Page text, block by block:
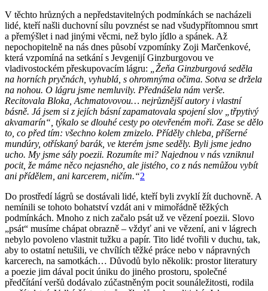
V těchto hrůzných a nepředstavitelných podmínkách se nacházeli
lidé, kteří našli duchovní sílu povznést se nad všudypřítomnou smrt
a přemýšlet i nad jinými věcmi, než bylo jídlo a spánek. Až
nepochopitelně na nás dnes působí vzpomínky Zoji Marčenkové,
která vzpomíná na setkání s Jevgenijí Ginzburgovou ve
vladivostockém přeskupovacím lágru:
„Žeňa Ginzburgová seděla
na horních pryčnách, vyhublá, s ohromnýma očima. Sotva se držela
na nohou. O lágru jsme nemluvily. Přednášela nám verše.
Recitovala Bloka, Achmatovovou… nejrůznější autory i vlastní
básně. Já jsem si z jejích básní zapamatovala spojení slov „třpytivý
akvamarín“, týkalo se dlouhé cesty po otevřeném moři. Zase se dělo
to, co před tím: všechno kolem zmizelo. Příděly chleba, příšerné
mundúry, otřískaný barák, ve kterém jsme seděly. Byli jsme jedno
ucho. My jsme sály poezii. Rozumíte mi? Najednou v nás vzniknul
pocit, že máme něco nejasného, ale jistého, co z nás nemůžou vybít
ani přídělem, ani karcerem, ničím.“2
Do prostředí lágrů se dostávali lidé, kteří byli zvyklí žít duchovně. A
nemínili se tohoto bohatství vzdát ani v mimořádně těžkých
podmínkách. Mnoho z nich začalo psát už ve vězení poezii. Slovo
„psát“ musíme chápat obrazně – vždyť ani ve vězení, ani v lágrech
nebylo povoleno vlastnit tužku a papír. Tito lidé tvořili v duchu, tak,
aby to ostatní netušili, ve chvílích těžké práce nebo v nápravných
karcerech, na samotkách… Důvodů bylo několik: prostor literatury
a poezie jim dával pocit úniku do jiného prostoru, společné
předčítání veršů dodávalo zúčastněným pocit sounáležitosti, rodila